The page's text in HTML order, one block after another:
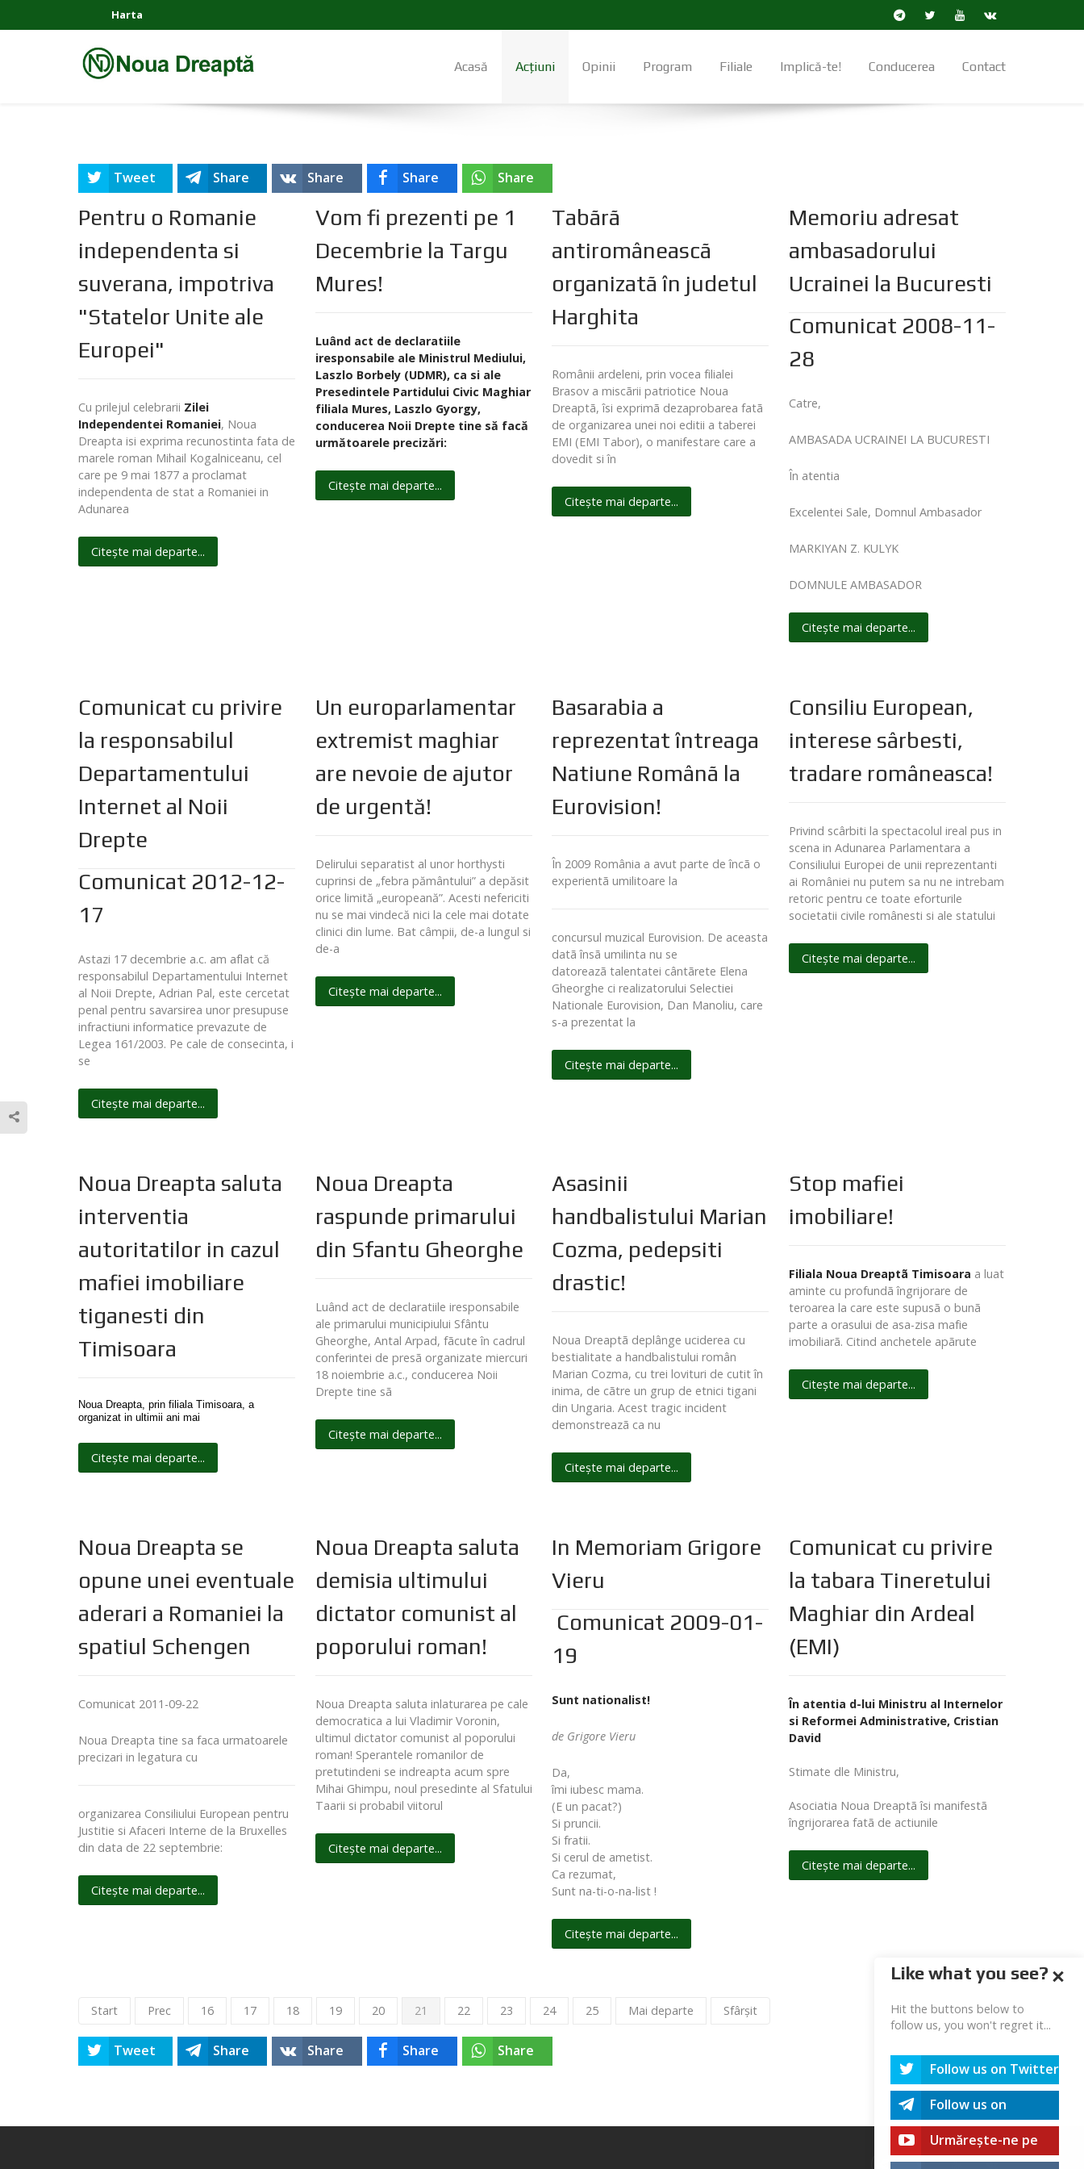
Harta
Acasă Acțiuni Opinii Program Filiale Implică-te! Conducerea Contact
Tweet Share Share Share Share
Pentru o Romanie
independenta si
suverana, impotriva
"Statelor Unite ale
Europei"
Cu prilejul celebrarii Zilei
Independentei Romaniei, Noua
Dreapta isi exprima recunostinta fata de
marele roman Mihail Kogalniceanu, cel
care pe 9 mai 1877 a proclamat
independenta de stat a Romaniei in
Adunarea
Citește mai departe...
Vom fi prezenti pe 1
Decembrie la Targu
Mures!
Luând act de declaratiile
iresponsabile ale Ministrul Mediului,
Laszlo Borbely (UDMR), ca si ale
Presedintele Partidului Civic Maghiar
filiala Mures, Laszlo Gyorgy,
conducerea Noii Drepte tine să facă
următoarele precizări:
Citește mai departe...
Tabãrã
antiromâneascã
organizatã în judetul
Harghita
Românii ardeleni, prin vocea filialei
Brasov a miscãrii patriotice Noua
Dreaptã, îsi exprimã dezaprobarea fatã
de organizarea unei noi editii a taberei
EMI (EMI Tabor), o manifestare care a
dovedit si în
Citește mai departe...
Memoriu adresat
ambasadorului
Ucrainei la Bucuresti
Comunicat 2008-11-
28
Catre,
AMBASADA UCRAINEI LA BUCURESTI
În atentia
Excelentei Sale, Domnul Ambasador
MARKIYAN Z. KULYK
DOMNULE AMBASADOR
Citește mai departe...
Comunicat cu privire
la responsabilul
Departamentului
Internet al Noii
Drepte
Comunicat 2012-12-
17
Astazi 17 decembrie a.c. am aflat că
responsabilul Departamentului Internet
al Noii Drepte, Adrian Pal, este cercetat
penal pentru savarsirea unor presupuse
infractiuni informatice prevazute de
Legea 161/2003. Pe cale de consecinta, i
se
Citește mai departe...
Un europarlamentar
extremist maghiar
are nevoie de ajutor
de urgentă!
Delirului separatist al unor horthysti
cuprinsi de „febra pământului” a depăsit
orice limită „europeană”. Acesti nefericiti
nu se mai vindecă nici la cele mai dotate
clinici din lume. Bat câmpii, de-a lungul si
de-a
Citește mai departe...
Basarabia a
reprezentat întreaga
Natiune Românã la
Eurovision!
În 2009 România a avut parte de încã o
experientã umilitoare la
concursul muzical Eurovision. De aceasta
datã însã umilinta nu se
datoreazã talentatei cântãrete Elena
Gheorghe ci realizatorului Selectiei
Nationale Eurovision, Dan Manoliu, care
s-a prezentat la
Citește mai departe...
Consiliu European,
interese sârbesti,
tradare româneasca!
Privind scârbiti la spectacolul ireal pus in
scena in Adunarea Parlamentara a
Consiliului Europei de unii reprezentanti
ai României nu putem sa nu ne intrebam
retoric pentru ce toate eforturile
societatii civile românesti si ale statului
Citește mai departe...
Noua Dreapta saluta
interventia
autoritatilor in cazul
mafiei imobiliare
tiganesti din
Timisoara
Noua Dreapta, prin filiala Timisoara, a
organizat in ultimii ani mai
Citește mai departe...
Noua Dreapta
raspunde primarului
din Sfantu Gheorghe
Luând act de declaratiile iresponsabile
ale primarului municipiului Sfântu
Gheorghe, Antal Arpad, fãcute în cadrul
conferintei de presã organizate miercuri
18 noiembrie a.c., conducerea Noii
Drepte tine sã
Citește mai departe...
Asasinii
handbalistului Marian
Cozma, pedepsiti
drastic!
Noua Dreaptã deplânge uciderea cu
bestialitate a handbalistului român
Marian Cozma, cu trei lovituri de cutit în
inima, de cãtre un grup de etnici tigani
din Ungaria. Acest tragic incident
demonstreazã ca nu
Citește mai departe...
Stop mafiei
imobiliare!
Filiala Noua Dreaptã Timisoara a luat
aminte cu profundã îngrijorare de
teroarea la care este supusã o bunã
parte a orasului de asa-zisa mafie
imobiliarã. Citind anchetele apãrute
Citește mai departe...
Noua Dreapta se
opune unei eventuale
aderari a Romaniei la
spatiul Schengen
Comunicat 2011-09-22
Noua Dreapta tine sa faca urmatoarele
precizari in legatura cu
organizarea Consiliului European pentru
Justitie si Afaceri Interne de la Bruxelles
din data de 22 septembrie:
Citește mai departe...
Noua Dreapta saluta
demisia ultimului
dictator comunist al
poporului roman!
Noua Dreapta saluta inlaturarea pe cale
democratica a lui Vladimir Voronin,
ultimul dictator comunist al poporului
roman! Sperantele romanilor de
pretutindeni se indreapta acum spre
Mihai Ghimpu, noul presedinte al Sfatului
Taarii si probabil viitorul
Citește mai departe...
In Memoriam Grigore
Vieru
Comunicat 2009-01-
19
Sunt nationalist!
de Grigore Vieru
Da,
îmi iubesc mama.
(E un pacat?)
Si pruncii.
Si fratii.
Si cerul de ametist.
Ca rezumat,
Sunt na-ti-o-na-list !
Citește mai departe...
Comunicat cu privire
la tabara Tineretului
Maghiar din Ardeal
(EMI)
În atentia d-lui Ministru al Internelor
si Reformei Administrative, Cristian
David
Stimate dle Ministru,
Asociatia Noua Dreaptã îsi manifestã
îngrijorarea fatã de actiunile
Citește mai departe...
Pagina 21 din 27
Start Prec 16 17 18 19 20 21 22 23 24 25 Mai departe Sfârșit
Tweet Share Share Share Share
Like what you see?
Hit the buttons below to
follow us, you won't regret it...
Follow us on Twitter
Follow us on
Telegram
Urmărește-ne pe
youtube!